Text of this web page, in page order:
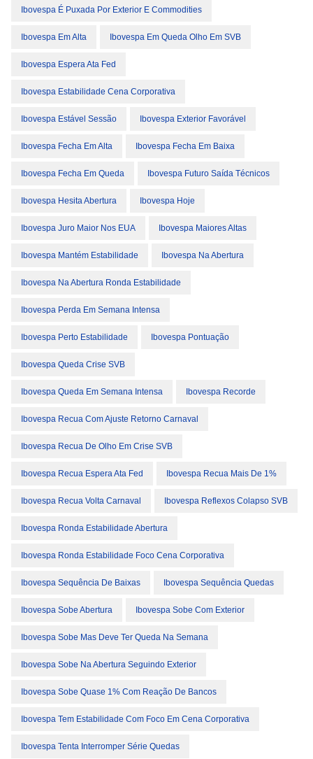
Ibovespa É Puxada Por Exterior E Commodities
Ibovespa Em Alta Ibovespa Em Queda Olho Em SVB
Ibovespa Espera Ata Fed
Ibovespa Estabilidade Cena Corporativa
Ibovespa Estável Sessão Ibovespa Exterior Favorável
Ibovespa Fecha Em Alta Ibovespa Fecha Em Baixa
Ibovespa Fecha Em Queda Ibovespa Futuro Saída Técnicos
Ibovespa Hesita Abertura Ibovespa Hoje
Ibovespa Juro Maior Nos EUA Ibovespa Maiores Altas
Ibovespa Mantém Estabilidade Ibovespa Na Abertura
Ibovespa Na Abertura Ronda Estabilidade
Ibovespa Perda Em Semana Intensa
Ibovespa Perto Estabilidade Ibovespa Pontuação
Ibovespa Queda Crise SVB
Ibovespa Queda Em Semana Intensa Ibovespa Recorde
Ibovespa Recua Com Ajuste Retorno Carnaval
Ibovespa Recua De Olho Em Crise SVB
Ibovespa Recua Espera Ata Fed Ibovespa Recua Mais De 1%
Ibovespa Recua Volta Carnaval Ibovespa Reflexos Colapso SVB
Ibovespa Ronda Estabilidade Abertura
Ibovespa Ronda Estabilidade Foco Cena Corporativa
Ibovespa Sequência De Baixas Ibovespa Sequência Quedas
Ibovespa Sobe Abertura Ibovespa Sobe Com Exterior
Ibovespa Sobe Mas Deve Ter Queda Na Semana
Ibovespa Sobe Na Abertura Seguindo Exterior
Ibovespa Sobe Quase 1% Com Reação De Bancos
Ibovespa Tem Estabilidade Com Foco Em Cena Corporativa
Ibovespa Tenta Interromper Série Quedas